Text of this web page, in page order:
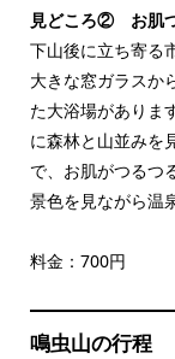
見どころ② お肌
下山後に立ち寄る
大きな窓ガラスか
た大浴場がありま
に森林と山並みを
で、お肌がつるつ
景色を見ながら温
料金：700円
鳴虫山の行程